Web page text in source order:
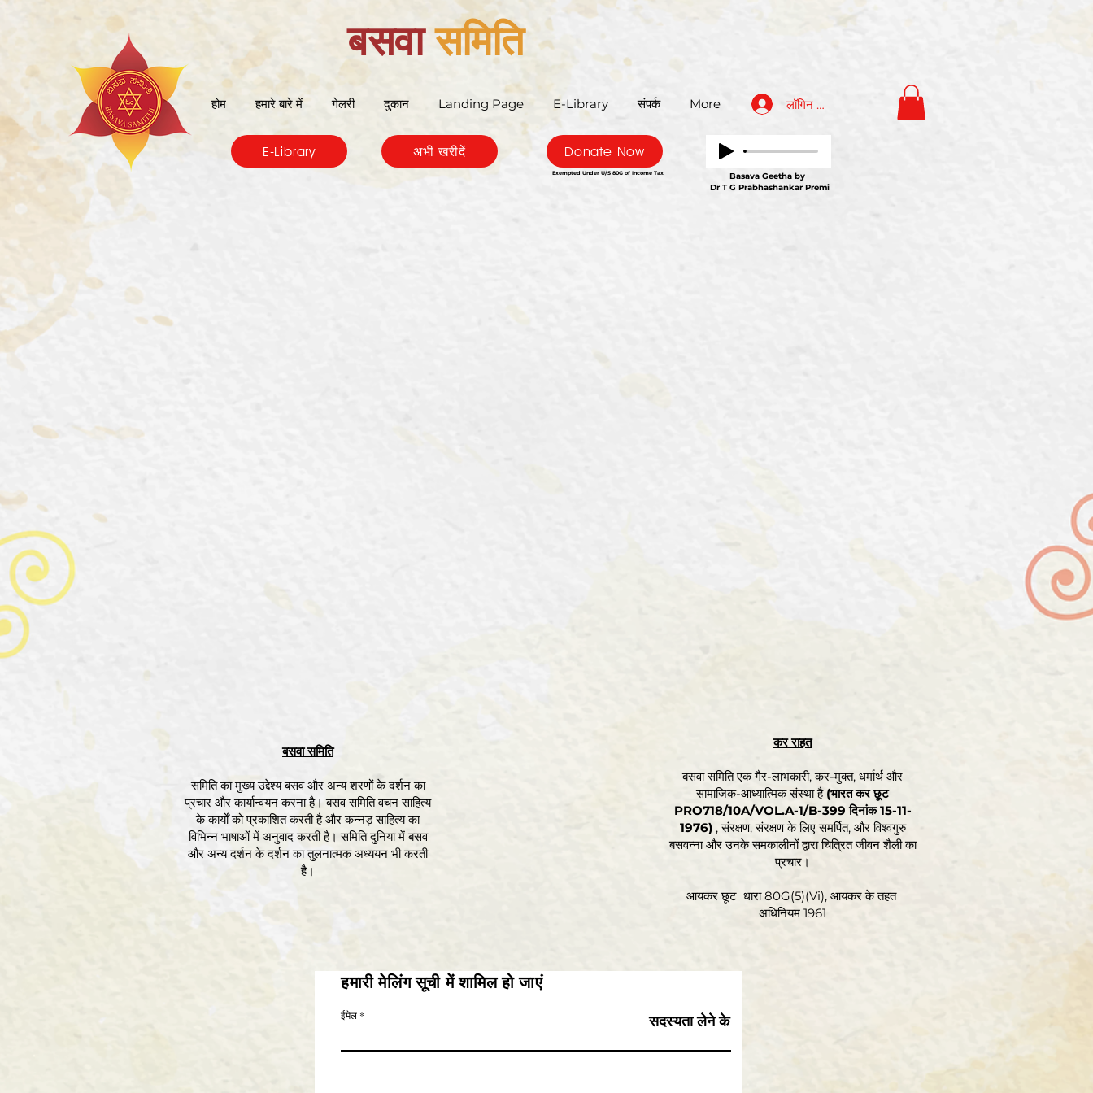
होम हमारे बारे में गेलरी दुकान Landing Page E-Library संपर्क More
बसवा समिति
अभी खरीदें Donate Now
लॉगिन करें
Exempted Under U/S 80G of Income Tax
Basava Geetha by
Dr T G Prabhashankar Premi
E-Library
बसवा समिति
समिति का मुख्य उद्देश्य बसव और अन्य शरणों के दर्शन का
प्रचार और कार्यान्वयन करना है। बसव समिति वचन साहित्य
के कार्यों को प्रकाशित करती है और कन्नड़ साहित्य का
विभिन्न भाषाओं में अनुवाद करती है। समिति दुनिया में बसव
और अन्य दर्शन के दर्शन का तुलनात्मक अध्ययन भी करती
है।
कर राहत
बसवा समिति एक गैर-लाभकारी, कर-मुक्त, धर्मार्थ और
सामाजिक-आध्यात्मिक संस्था है (भारत कर छूट
PRO718/10A/VOL.A-1/B-399 दिनांक 15-11-
1976), संरक्षण, संरक्षण के लिए समर्पित, और विश्वगुरु
बसवन्ना और उनके समकालीनों द्वारा चित्रित जीवन शैली का
प्रचार।
आयकर छूट धारा 80G(5)(Vi), आयकर के तहत
अधिनियम 1961
हमारी मेलिंग सूची में शामिल हो जाएं
ईमेल सदस्यता लेने के